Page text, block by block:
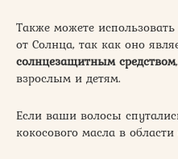
Также можете
от Солнца, так как оно
солнцезащитным средством
взрослым и детям.
Если ваши волосы
кокосового масла в